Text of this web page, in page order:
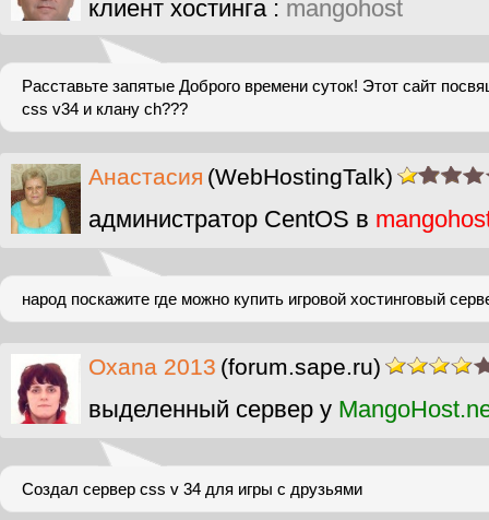
клиент хостинга : mangohost
Расставьте запятые Доброго времени суток! Этот сайт
css v34 и клану ch???
Анастасия (WebHostingTalk)
администратор CentOS в
народ поскажите где можно купить игровой хостинговый
Oxana 2013 (forum.sape.ru)
выделенный сервер у
Создал сервер css v 34 для игры с друзьями